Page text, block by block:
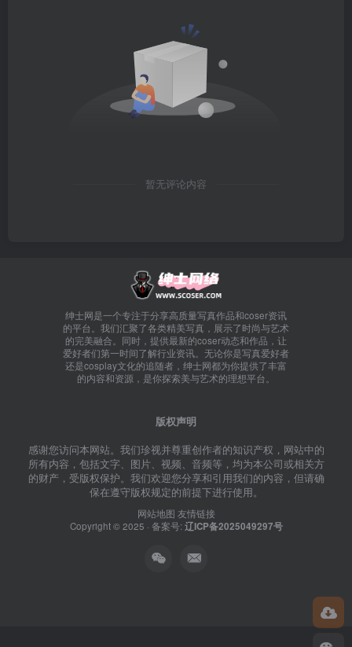
暂无评论内容
绅士网是一个专注于分享高质量写真作品和coser资讯
的平台。我们汇聚了各类精美写真，展示了时尚与艺术
的完美融合。同时，提供最新的coser动态和作品，让
爱好者们第一时间了解行业资讯。无论你是写真爱好者
还是cosplay文化的追随者，绅士网都为你提供了丰富
的内容和资源，是你探索美与艺术的理想平台。
版权声明
感谢您访问本网站。我们珍视并尊重创作者的知识产权，网站中的
所有内容，包括文字、图片、视频、音频等，均为本公司或相关方
的财产，受版权保护。我们欢迎您分享和引用我们的内容，但请确
保在遵守版权规定的前提下进行使用。
网站地图 友情链接
Copyright © 2025 · 备案号: 辽ICP备2025049297号